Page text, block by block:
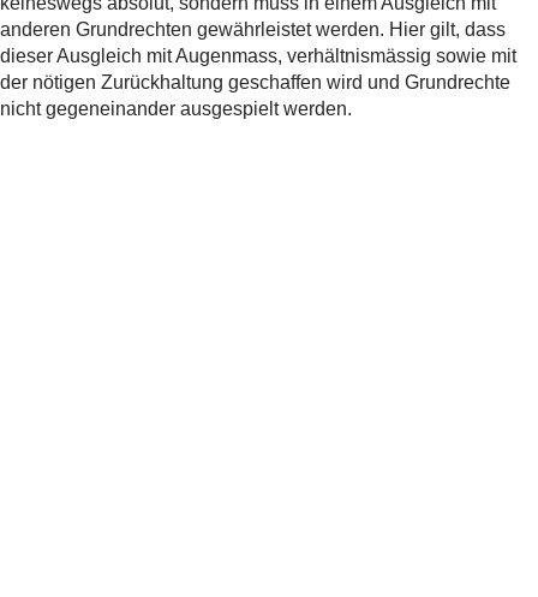
anderen Grundrechten gewährleistet werden. Hier gilt, dass
dieser Ausgleich mit Augenmass, verhältnismässig sowie mit
der nötigen Zurückhaltung geschaffen wird und Grundrechte
nicht gegeneinander ausgespielt werden.